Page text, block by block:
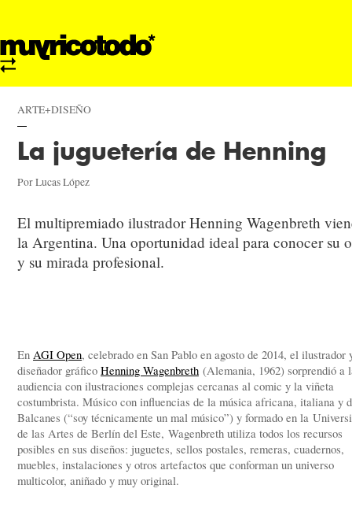
ARTE+DISEÑO
La juguetería de Henning
Por Lucas López
El multipremiado ilustrador Henning Wagenbreth
la Argentina. Una oportunidad ideal para conocer su
y su mirada profesional.
En AGI Open, celebrado en San Pablo en agosto de 2014, el ilustrador
diseñador gráfico Henning Wagenbreth (Alemania, 1962) sorprendió a
audiencia con ilustraciones complejas cercanas al comic y la viñeta
costumbrista. Músico con influencias de la música africana, italiana y
Balcanes (“soy técnicamente un mal músico”) y formado en la
de las Artes de Berlín del Este, Wagenbreth utiliza todos los recursos
posibles en sus diseños: juguetes, sellos postales, remeras, cuadernos,
muebles, instalaciones y otros artefactos que conforman un universo
multicolor, aniñado y muy original.